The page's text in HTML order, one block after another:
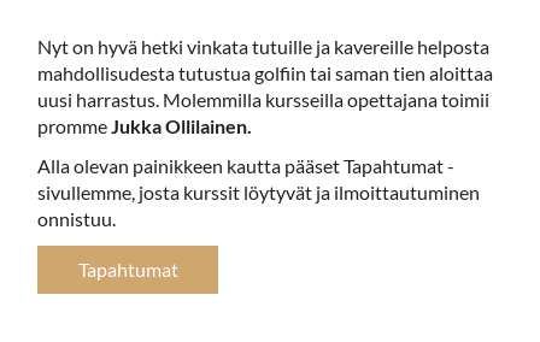
Nyt on hyvä hetki vinkata tutuille ja kavereille helposta
mahdollisudesta tutustua golfiin tai saman tien aloittaa
uusi harrastus. Molemmilla kursseilla opettajana toimii
prommeJukka Ollilainen.
Alla olevan painikkeen kautta pääset Tapahtumat -
sivullemme, josta kurssit löytyvät ja ilmoittautuminen
onnistuu.
Tapahtumat